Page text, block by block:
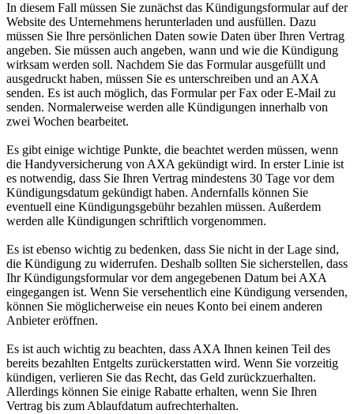
In diesem Fall müssen Sie zunächst das Kündigungsformular auf der
Website des Unternehmens herunterladen und ausfüllen. Dazu
müssen Sie Ihre persönlichen Daten sowie Daten über Ihren Vertrag
angeben. Sie müssen auch angeben, wann und wie die Kündigung
wirksam werden soll. Nachdem Sie das Formular ausgefüllt und
ausgedruckt haben, müssen Sie es unterschreiben und an AXA
senden. Es ist auch möglich, das Formular per Fax oder E-Mail zu
senden. Normalerweise werden alle Kündigungen innerhalb von
zwei Wochen bearbeitet.
Es gibt einige wichtige Punkte, die beachtet werden müssen, wenn
die Handyversicherung von AXA gekündigt wird. In erster Linie ist
es notwendig, dass Sie Ihren Vertrag mindestens 30 Tage vor dem
Kündigungsdatum gekündigt haben. Andernfalls können Sie
eventuell eine Kündigungsgebühr bezahlen müssen. Außerdem
werden alle Kündigungen schriftlich vorgenommen.
Es ist ebenso wichtig zu bedenken, dass Sie nicht in der Lage sind,
die Kündigung zu widerrufen. Deshalb sollten Sie sicherstellen, dass
Ihr Kündigungsformular vor dem angegebenen Datum bei AXA
eingegangen ist. Wenn Sie versehentlich eine Kündigung versenden,
können Sie möglicherweise ein neues Konto bei einem anderen
Anbieter eröffnen.
Es ist auch wichtig zu beachten, dass AXA Ihnen keinen Teil des
bereits bezahlten Entgelts zurückerstatten wird. Wenn Sie vorzeitig
kündigen, verlieren Sie das Recht, das Geld zurückzuerhalten.
Allerdings können Sie einige Rabatte erhalten, wenn Sie Ihren
Vertrag bis zum Ablaufdatum aufrechterhalten.